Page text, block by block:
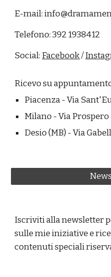
E-mail:
Telefono: 392 1938412
Social: Facebook /
Ricevo su
Piacenza - Via
Milano - Via Prospero
Desio (MB) - Via
Iscriviti alla newsletter
sulle mie iniziative e
contenuti speciali